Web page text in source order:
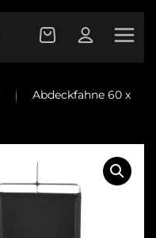
Abdeckfahne 60 x